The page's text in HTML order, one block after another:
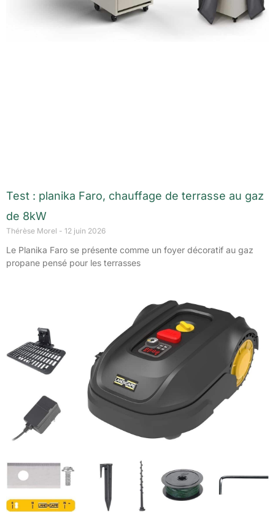
Test : planika Faro, chauffage de terrasse au gaz
de 8kW
Thérèse Morel 12 juin 2026
Le Planika Faro se présente comme un foyer décoratif au gaz
propane pensé pour les terrasses